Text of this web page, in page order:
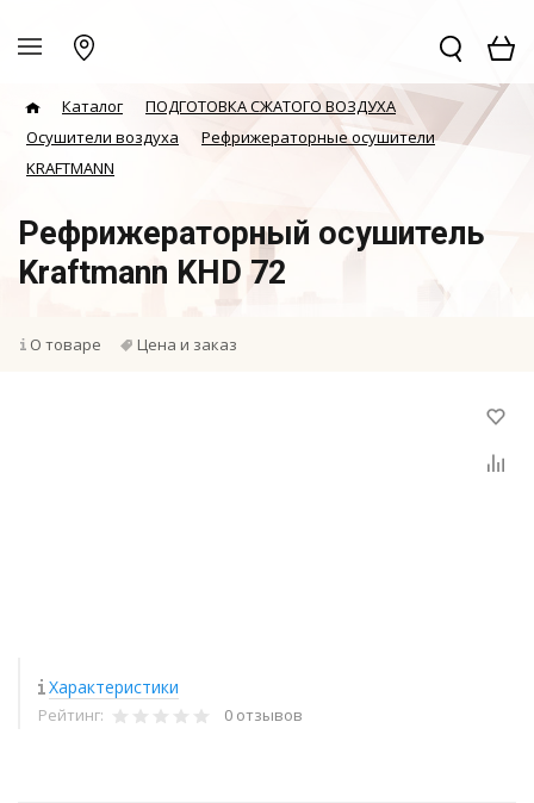
Каталог
ПОДГОТОВКА СЖАТОГО ВОЗДУХА
Осушители воздуха
Рефрижераторные осушители
KRAFTMANN
Рефрижераторный осушитель
Kraftmann KHD 72
О товаре Цена и заказ
Характеристики
Рейтинг: 0 отзывов